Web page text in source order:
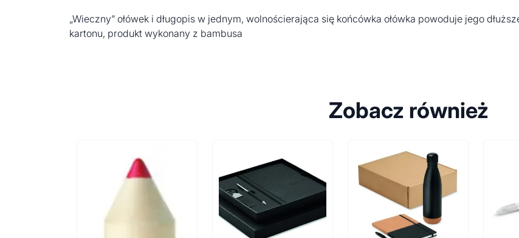
„Wieczny” ołówek i długopis w jednym, wolnościerająca się końcówka ołówka powoduje jego
kartonu, produkt wykonany z bambusa
Zobacz również